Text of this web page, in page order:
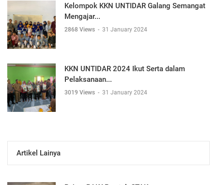
Kelompok KKN UNTIDAR Galang Semangat
Mengajar...
2868 Views - 31 January 2024
KKN UNTIDAR 2024 Ikut Serta dalam
Pelaksanaan...
3019 Views - 31 January 2024
Artikel Lainya